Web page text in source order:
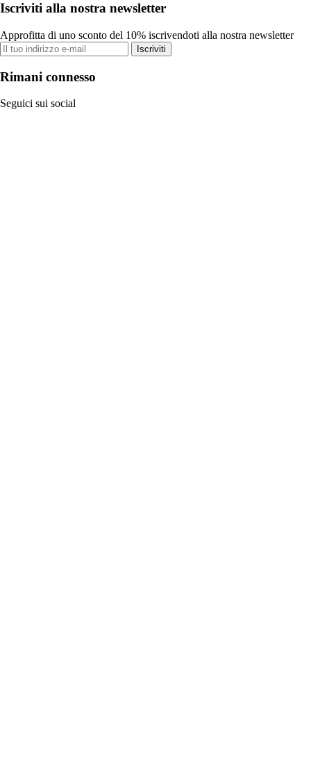
Iscriviti alla nostra newsletter
Approfitta di uno sconto del 10% iscrivendoti alla nostra newsletter
Iscriviti
Rimani connesso
Seguici sui social